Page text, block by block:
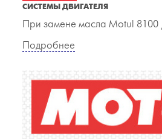
СИСТЕМЫ ДВИГАТЕЛЯ
При замене масла Motul
Подробнее